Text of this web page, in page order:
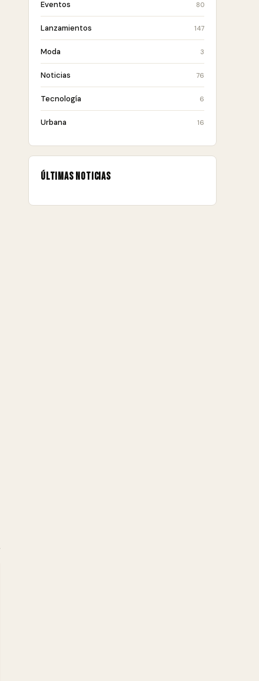
Eventos 80
Lanzamientos 147
Moda 3
Noticias 76
Tecnología 6
Urbana 16
Últimas noticias